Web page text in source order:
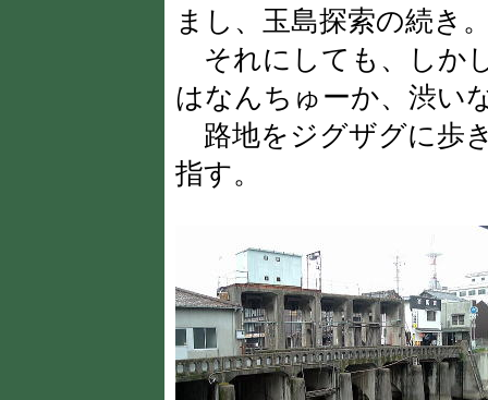
まし、玉島探索の続き
それにしても、しか
はなんちゅーか、渋い
路地をジグザグに歩
指す。